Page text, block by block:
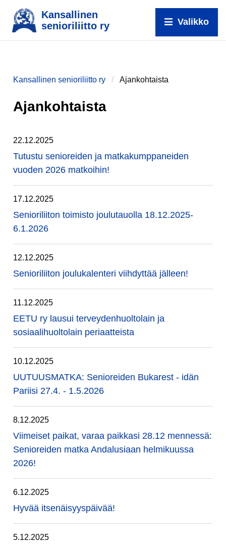
Kansallinen
senioriliitto ry
Valikko
Kansallinen senioriliitto ry Ajankohtaista
Ajankohtaista
22.12.2025
Tutustu senioreiden ja matkakumppaneiden
vuoden 2026 matkoihin!
17.12.2025
Senioriliiton toimisto joulutauolla 18.12.2025-
6.1.2026
12.12.2025
Senioriliiton joulukalenteri viihdyttää jälleen!
11.12.2025
EETU ry lausui terveydenhuoltolain ja
sosiaalihuoltolain periaatteista
10.12.2025
UUTUUSMATKA: Senioreiden Bukarest - idän
Pariisi 27.4. - 1.5.2026
8.12.2025
Viimeiset paikat, varaa paikkasi 28.12 mennessä:
Senioreiden matka Andalusiaan helmikuussa
2026!
6.12.2025
Hyvää itsenäisyyspäivää!
5.12.2025